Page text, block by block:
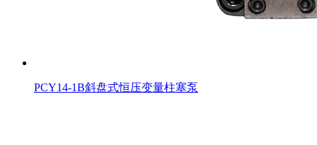
PCY14-1B斜盘式恒压变量柱塞泵